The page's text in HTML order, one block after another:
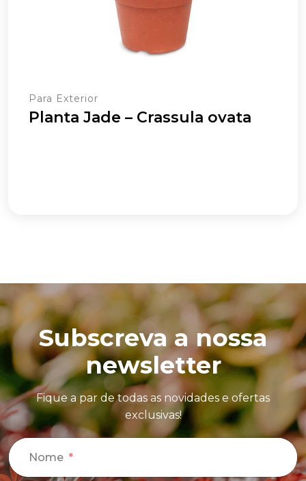
Para Exterior
Planta Jade – Crassula ovata
Subscreva a nossa
newsletter
Fique a par de todas as novidades e ofertas
exclusivas!
Nome